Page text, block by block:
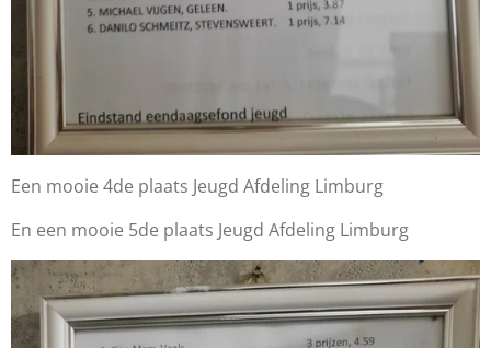
Een mooie 4de plaats Jeugd Afdeling Limburg
En een mooie 5de plaats Jeugd Afdeling Limburg